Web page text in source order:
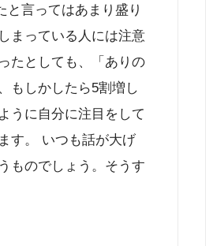
と言ってはあまり盛り
まっている人には注意
たとしても、「ありの
もしかしたら5割増し
うに自分に注目をして
す。 いつも話が大げ
ものでしょう。そうす